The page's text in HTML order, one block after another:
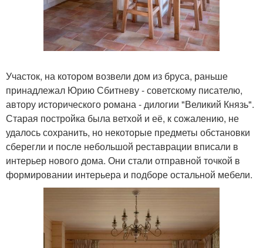
Участок, на котором возвели дом из бруса, раньше
принадлежал Юрию Сбитневу - советскому писателю,
автору исторического романа - дилогии "Великий Князь".
Старая постройка была ветхой и её, к сожалению, не
удалось сохранить, но некоторые предметы обстановки
сберегли и после небольшой реставрации вписали в
интерьер нового дома. Они стали отправной точкой в
формировании интерьера и подборе остальной мебели.